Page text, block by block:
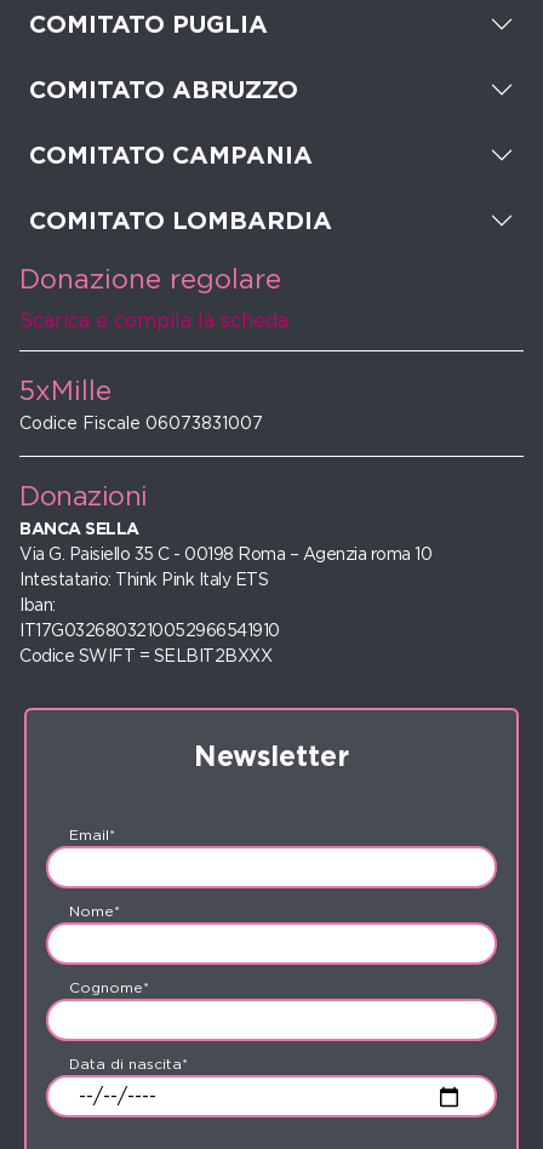
COMITATO PUGLIA
COMITATO ABRUZZO
COMITATO CAMPANIA
COMITATO LOMBARDIA
Donazione regolare
Scarica e compila la scheda
5xMille
Codice Fiscale 06073831007
Donazioni
BANCA SELLA
Via G. Paisiello 35 C - 00198 Roma – Agenzia roma 10
Intestatario: Think Pink Italy ETS
Iban:
IT17G0326803210052966541910
Codice SWIFT = SELBIT2BXXX
Newsletter
Email*
Nome*
Cognome*
Data di nascita*